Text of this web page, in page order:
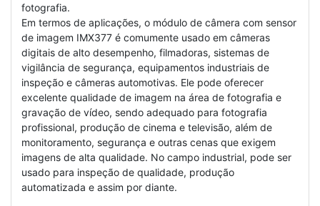
fotografia.
Em termos de aplicações, o módulo de câmera com sensor
de imagem IMX377 é comumente usado em câmeras
digitais de alto desempenho, filmadoras, sistemas de
vigilância de segurança, equipamentos industriais de
inspeção e câmeras automotivas. Ele pode oferecer
excelente qualidade de imagem na área de fotografia e
gravação de vídeo, sendo adequado para fotografia
profissional, produção de cinema e televisão, além de
monitoramento, segurança e outras cenas que exigem
imagens de alta qualidade. No campo industrial, pode ser
usado para inspeção de qualidade, produção
automatizada e assim por diante.